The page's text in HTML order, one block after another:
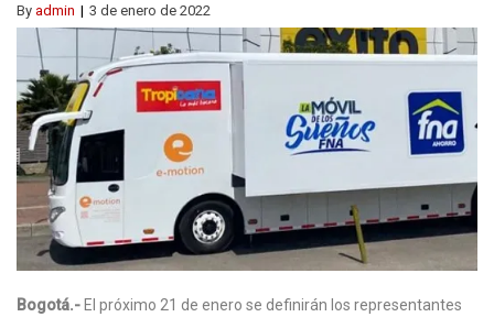
By admin 3 de enero de 2022
Bogotá.- El próximo 21 de enero se definirán los representantes